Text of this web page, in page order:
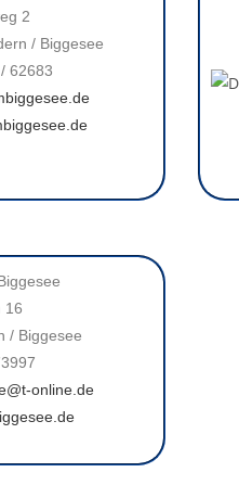
2
/ Biggesee
62683
16
/ Biggesee
online.de